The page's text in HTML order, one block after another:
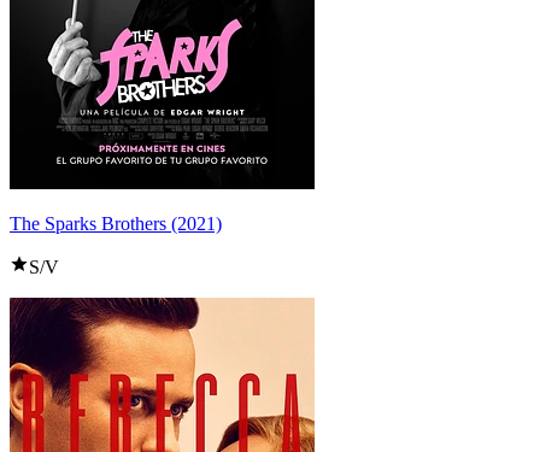
The Sparks Brothers (2021)
S/V